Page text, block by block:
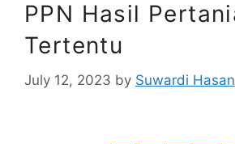
PPN Hasil
Tertentu
July 12, 2023 by Suwardi Hasan